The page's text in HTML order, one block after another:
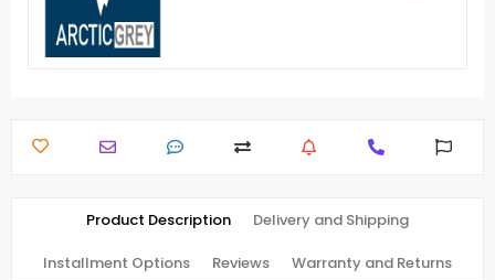
Product Description Delivery and Shipping
Installment Options Reviews Warranty and Returns